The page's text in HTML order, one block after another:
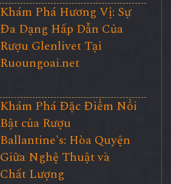
Khám Phá Hương Vị: Sự
Đa Dạng Hấp Dẫn Của
Rượu Glenlivet Tại
Ruoungoai.net
Khám Phá Đặc Điểm Nổi
Bật của Rượu
Ballantine's: Hòa Quyện
Giữa Nghệ Thuật và
Chất Lượng